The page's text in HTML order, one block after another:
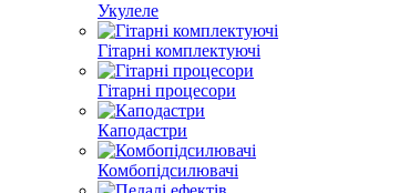
Укулеле
Гітарні комплектуючі
Гітарні процесори
Каподастри
Комбопідсилювачі